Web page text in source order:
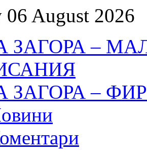
06 August 2026
ЗАГОРА –
ЗАГОРА –